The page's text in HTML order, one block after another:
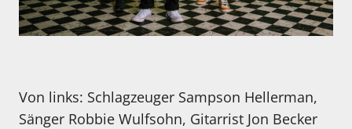
Von links: Schlagzeuger Sampson Hellerman,
Sänger Robbie Wulfsohn, Gitarrist Jon Becker